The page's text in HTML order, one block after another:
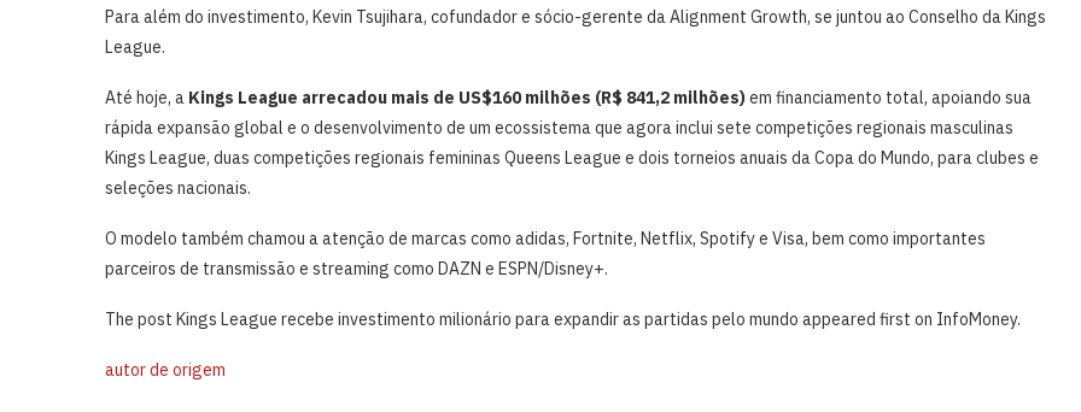
Para além do investimento, Kevin Tsujihara, cofundador e sócio-gerente da Alignment Growth, se juntou ao Conselho da Kings
League.
Até hoje, a Kings League arrecadou mais de US$160 milhões (R$ 841,2 milhões)em financiamento total, apoiando sua
rápida expansão global e o desenvolvimento de um ecossistema que agora inclui sete competições regionais masculinas
Kings League, duas competições regionais femininas Queens League e dois torneios anuais da Copa do Mundo, para clubes e
seleções nacionais.
O modelo também chamou a atenção de marcas como adidas, Fortnite, Netflix, Spotify e Visa, bem como importantes
parceiros de transmissão e streaming como DAZN e ESPN/Disney+.
The post Kings League recebe investimento milionário para expandir as partidas pelo mundo appeared first on InfoMoney.
autor de origem